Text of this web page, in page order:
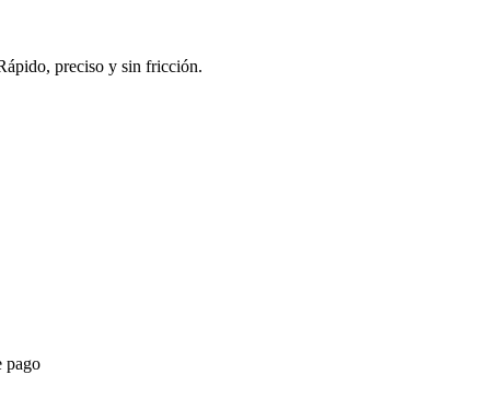
preciso y sin fricción.
pago